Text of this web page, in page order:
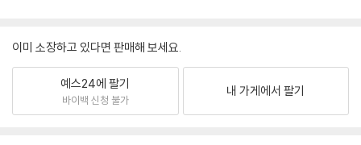
이미 소장하고 있다면 판매해 보세요.
예스24에 팔기
바이백 신청 불가
내 가게에서 팔기